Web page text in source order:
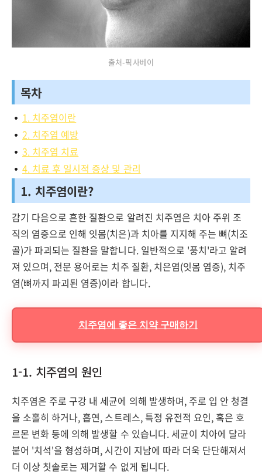
출처-픽사베이
목차
1. 치주염이란
2. 치주염 예방
3. 치주염 치료
4. 치료 후 일시적 증상 및 관리
1. 치주염이란?
감기 다음으로 흔한 질환으로 알려진 치주염은 치아 주위 조
직의 염증으로 인해 잇몸(치은)과 치아를 지지해 주는 뼈(치조
골)가 파괴되는 질환을 말합니다. 일반적으로 '풍치'라고 알려
져 있으며, 전문 용어로는 치주 질환, 치은염(잇몸 염증), 치주
염(뼈까지 파괴된 염증)이라 합니다.
치주염에 좋은 치약 구매하기
1-1. 치주염의 원인
치주염은 주로 구강 내 세균에 의해 발생하며, 주로 입 안 청결
을 소홀히 하거나, 흡연, 스트레스, 특정 유전적 요인, 혹은 호
르몬 변화 등에 의해 발생할 수 있습니다. 세균이 치아에 달라
붙어 '치석'을 형성하며, 시간이 지남에 따라 더욱 단단해져서
더 이상 칫솔로는 제거할 수 없게 됩니다.